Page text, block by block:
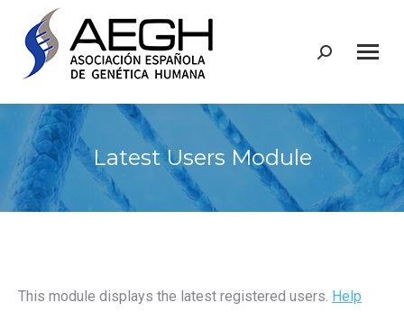
Buscar:
Latest Users Module
This module displays the latest registered users. Help